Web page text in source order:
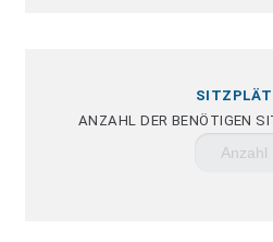
ANZAHL DER BENÖTIGEN